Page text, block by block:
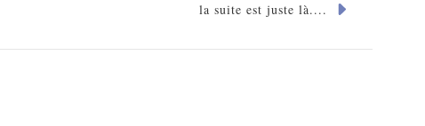
la suite est juste là....